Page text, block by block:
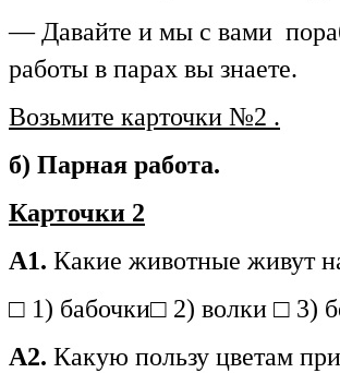
— Давайте и мы
работы в парах вы знаете.
Возьмите карточки №2 .
б) Парная работа.
Карточки 2
А1. Какие животные живут
□ 1) бабочки□ 2) волки □
А2. Какую пользу цветам